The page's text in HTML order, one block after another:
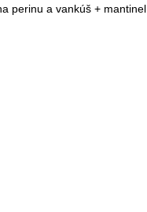
perinu a vankúš + mantinel